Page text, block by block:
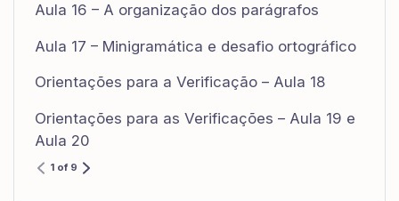
Aula 16 – A organização dos parágrafos
Aula 17 – Minigramática e desafio ortográfico
Orientações para a Verificação – Aula 18
Orientações para as Verificações – Aula 19 e
Aula 20
1 of 9